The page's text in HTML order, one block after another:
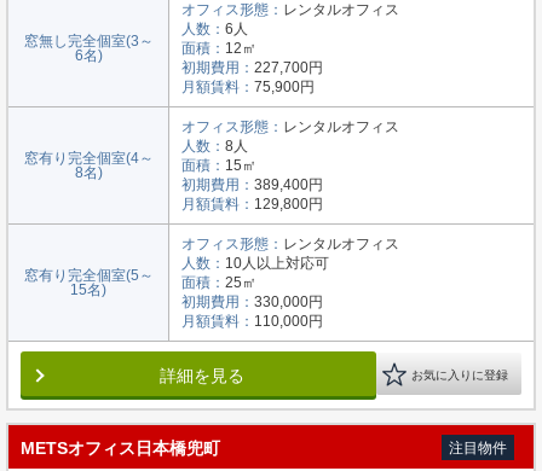
窓無し完全個室(3～
6名)
オフィス形態： レンタルオフィス
人数： 6人
面積： 12㎡
初期費用： 227,700円
月額賃料： 75,900円
窓有り完全個室(4～
8名)
オフィス形態： レンタルオフィス
人数： 8人
面積： 15㎡
初期費用： 389,400円
月額賃料： 129,800円
窓有り完全個室(5～
15名)
オフィス形態： レンタルオフィス
人数： 10人以上対応可
面積： 25㎡
初期費用： 330,000円
月額賃料： 110,000円
詳細を見る お気に入りに登録
METSオフィス日本橋兜町 注目物件